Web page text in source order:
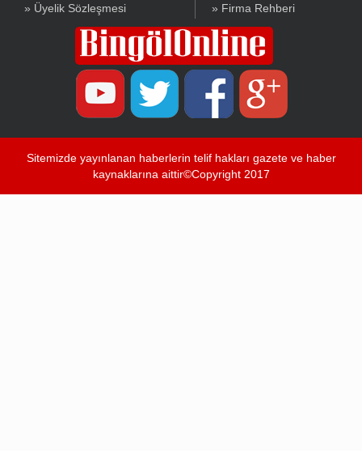
» Üyelik Sözleşmesi
» Firma Rehberi
Sitemizde yayınlanan haberlerin telif hakları gazete ve haber
kaynaklarına aittir©Copyright 2017